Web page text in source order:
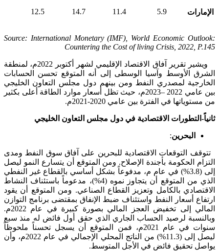
الإمارات 5.9
11.4
14.7
12.5
Source: International Monetary (IMF), World Economic Outlook:
Countering the Cost of living Crisis, 2022, P.145
ويشير تقرير آفاق الاقتصاد الإقليمي لشهر أكتوبر 2022م، لمنطقة
الشرق الأوسط وآسيا الوسطى إلى أنه المتوقع تحسن الحسابات
الخارجية لمصدري النفط ومن بينهم دول مجلس التعاون الخليجي
بين عامي 2022 –2023م، حيث تظل أسعار موارد الطاقة أعلى بكثير
من مستوياتها في الفترة بين عامي 2020-2021م.
ثانياً-التطورات الاقتصادية في دول مجلس التعاون الخليجي
البحرين:
تتوقف التوقعات الاقتصادية للبحرين على آفاق سوق النفط ومدى
التزام الحكومة بأجندة الإصلاح. ومن المتوقع أن يتسارع النمو ليصل
إلى (3.8%) في عام م، مدفوعاً بشكل أساسي بالقطاع غير النفطي
الذي من المتوقع أن يتجاوز نموه (4%)، مدعوماً باستئناف النشاط
الاقتصادي بالكامل وتعزيز القطاع الصناعي. ومن المتوقع أن يقود
ارتفاع أسعار النفط واستئناف ضبط الإنفاق بمقتضى برنامج التوازن
المالي إلى تخفيض العجز المالي بصورة كبيرة في عام 2022م.
وبالنسبة لرصيد الحساب الجاري الذي حقق أول فائض له منذ سبع
سنوات في عام 2021م، فمن المتوقع أن يسجل تحسناً ملحوظاً
ليصل إلى (11.3%) من الناتج المحلي الإجمالي في عام 2022م، وأن
يواصل تحقيق فائض في الأجل المتوسط.